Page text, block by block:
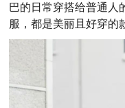
巴的日常穿搭给普通人
服，都是美丽且好穿的